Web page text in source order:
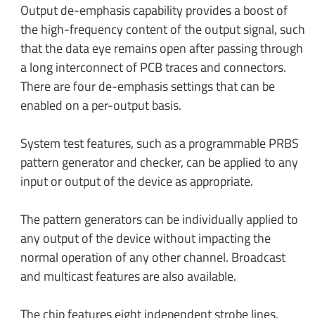
Output de-emphasis capability provides a boost of
the high-frequency content of the output signal, such
that the data eye remains open after passing through
a long interconnect of PCB traces and connectors.
There are four de-emphasis settings that can be
enabled on a per-output basis.
System test features, such as a programmable PRBS
pattern generator and checker, can be applied to any
input or output of the device as appropriate.
The pattern generators can be individually applied to
any output of the device without impacting the
normal operation of any other channel. Broadcast
and multicast features are also available.